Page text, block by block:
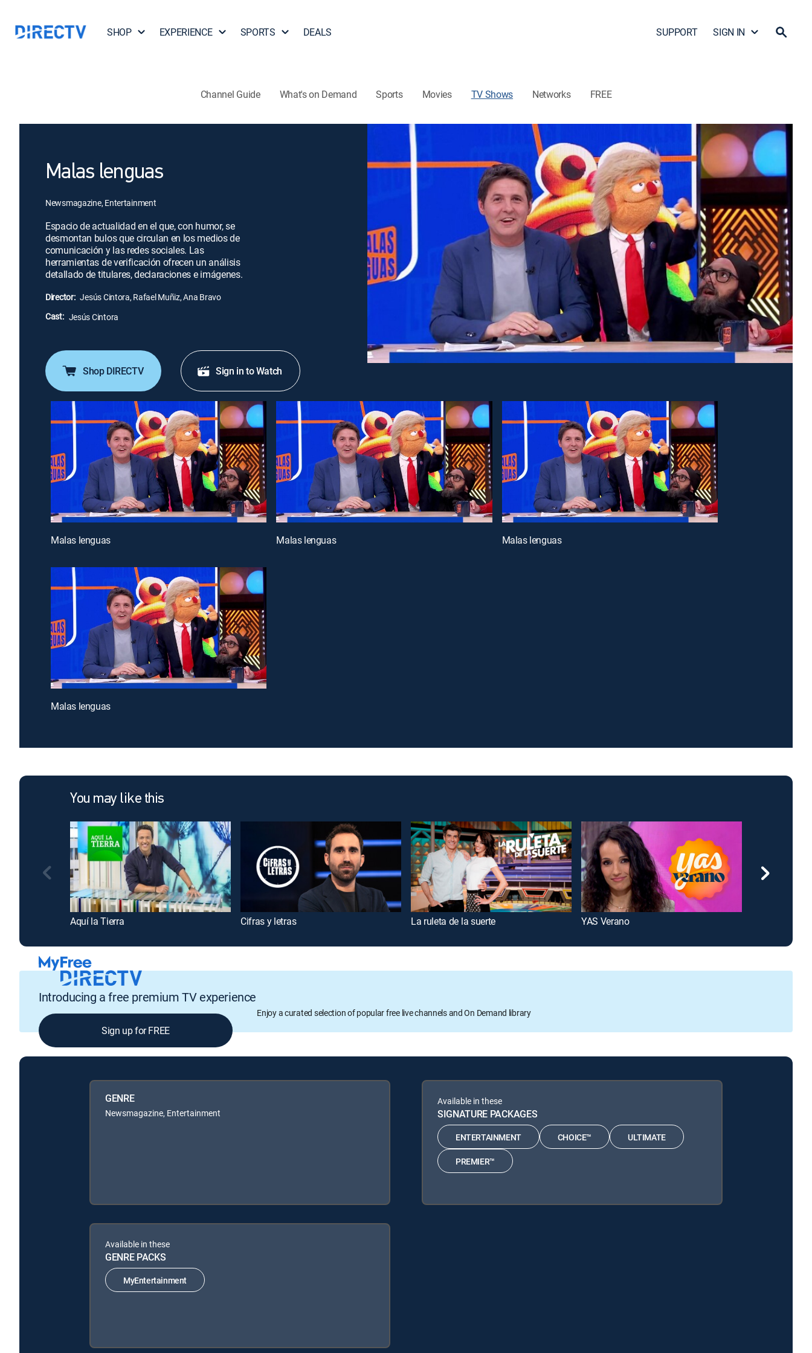
SHOP EXPERIENCE SPORTS DEALS SUPPORT SIGN IN
Channel Guide What's on Demand Sports Movies TV Shows Networks FREE
Malas lenguas
Newsmagazine, Entertainment
Espacio de actualidad en el que, con humor, se
desmontan bulos que circulan en los medios de
comunicación y las redes sociales. Las
herramientas de verificación ofrecen un análisis
detallado de titulares, declaraciones e imágenes.
Director: Jesús Cintora, Rafael Muñiz, Ana Bravo
Cast: Jesús Cintora
Shop DIRECTV Sign in to Watch
Malas lenguas Malas lenguas Malas lenguas
Malas lenguas
You may like this
Aquí la Tierra Cifras y letras La ruleta de la suerte YAS Verano
Introducing a free premium TV experience
Enjoy a curated selection of popular free live channels and On Demand library
Sign up for FREE
GENRE
Newsmagazine, Entertainment
Available in these
SIGNATURE PACKAGES
ENTERTAINMENT CHOICE™ ULTIMATE
PREMIER™
Available in these
GENRE PACKS
MyEntertainment